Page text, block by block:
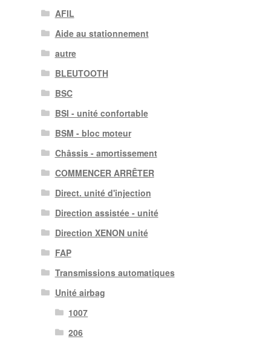
AFIL
Aide au stationnement
autre
BLEUTOOTH
BSC
BSI - unité confortable
BSM - bloc moteur
Châssis - amortissement
COMMENCER ARRÊTER
Direct. unité d'injection
Direction assistée - unité
Direction XENON unité
FAP
Transmissions automatiques
Unité airbag
1007
206